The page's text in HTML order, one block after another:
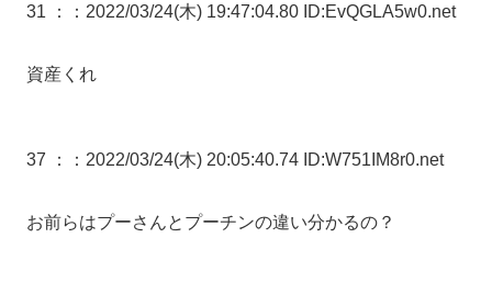
31 ： ：2022/03/24(木) 19:47:04.80 ID:EvQGLA5w0.net
資産くれ
37 ： ：2022/03/24(木) 20:05:40.74 ID:W751IM8r0.net
お前らはプーさんとプーチンの違い分かるの？